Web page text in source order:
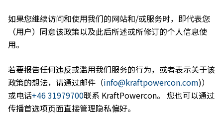
如果您继续访问和使用我们的网站和/或服务时，即代表您
（用户）同意该政策以及此后所述或所修订的个人信息使
用。
若要报告任何违反或滥用我们服务的行为，或者表示关于该
政策的想法，请通过邮件（info@kraftpowercon.com)）
或电话+46 31979700联系 KraftPowercon。 您也可以通过
传播首选项页面直接管理隐私偏好。